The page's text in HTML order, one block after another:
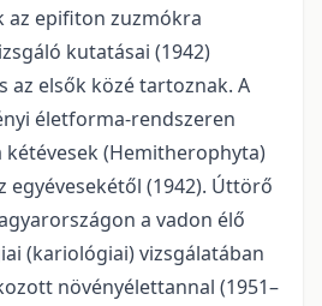
az epifiton zuzmókra
kutatásai (1942)
az elsők közé tartoznak. A
életforma-rendszeren
(Hemitherophyta)
egyévesekétől (1942). Úttörő
a vadon élő
(kariológiai) vizsgálatában
növényélettannal (1951–